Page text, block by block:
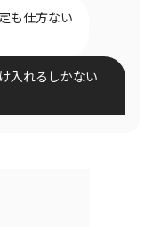
も仕方ない
入れるしかない